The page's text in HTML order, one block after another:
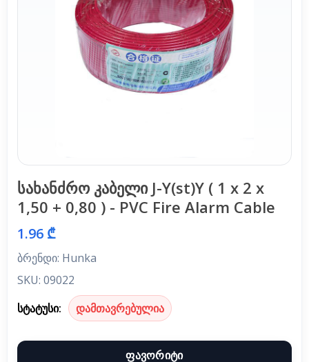
სახანძრო კაბელი J-Y(st)Y ( 1 x 2 x
1,50 + 0,80 ) - PVC Fire Alarm Cable
1.96 ₾
ბრენდი: Hunka
SKU: 09022
სტატუსი:
დამთავრებულია
ფავორიტი